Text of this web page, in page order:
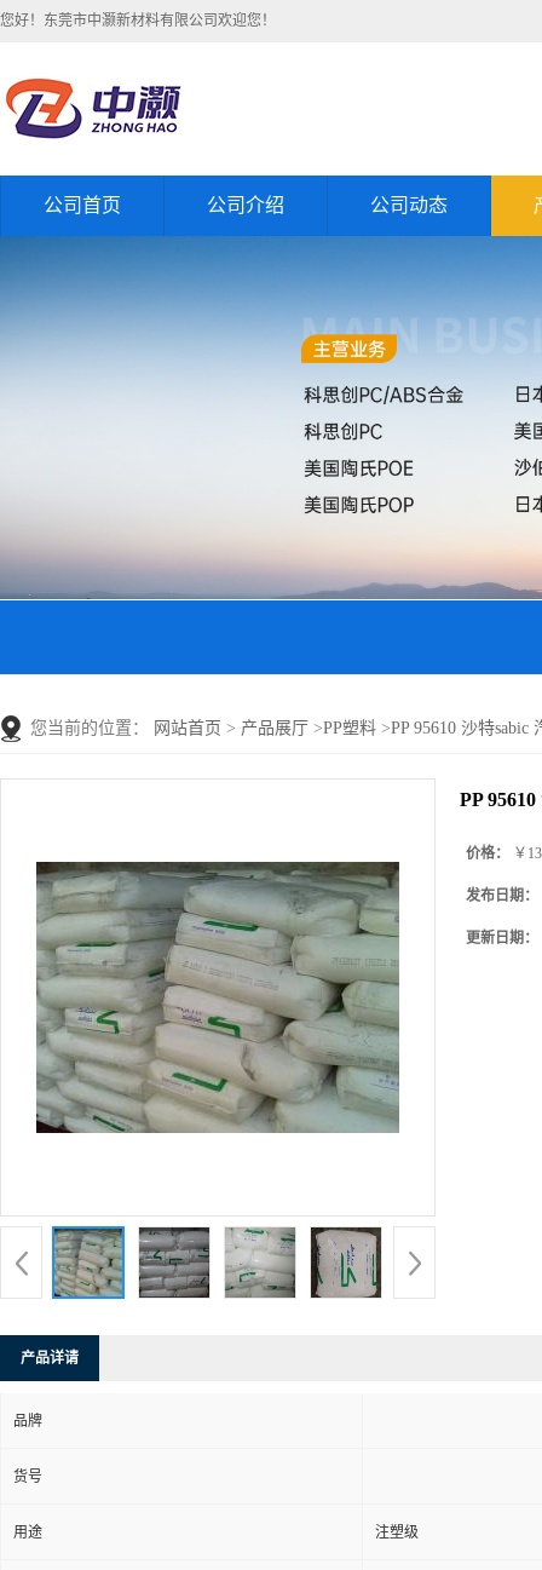
您好！东莞市中灏新材料有限公司欢迎您！
公司首页 公司介绍 公司动态
您当前的位置： 网站首页 > 产品展厅 >PP塑料 >PP 95610 沙特sabic
PP
价格： ￥
发布日期：
更新日期：
产品详请
品牌
货号
用途 注塑级